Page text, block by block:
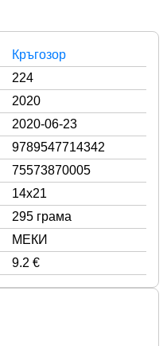
Кръгозор
224
2020
2020-06-23
9789547714342
75573870005
14x21
295 грама
МЕКИ
9.2 €